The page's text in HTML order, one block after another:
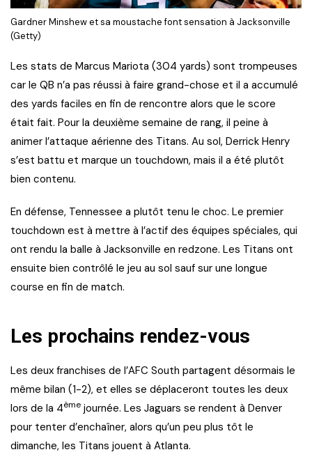
Gardner Minshew et sa moustache font sensation à Jacksonville
(Getty)
Les stats de Marcus Mariota (304 yards) sont trompeuses
car le QB n’a pas réussi à faire grand-chose et il a accumulé
des yards faciles en fin de rencontre alors que le score
était fait. Pour la deuxième semaine de rang, il peine à
animer l’attaque aérienne des Titans. Au sol, Derrick Henry
s’est battu et marque un touchdown, mais il a été plutôt
bien contenu.
En défense, Tennessee a plutôt tenu le choc. Le premier
touchdown est à mettre à l’actif des équipes spéciales, qui
ont rendu la balle à Jacksonville en redzone. Les Titans ont
ensuite bien contrôlé le jeu au sol sauf sur une longue
course en fin de match.
Les prochains rendez-vous
Les deux franchises de l’AFC South partagent désormais le
même bilan (1-2), et elles se déplaceront toutes les deux
lors de la 4ème journée. Les Jaguars se rendent à Denver
pour tenter d’enchaîner, alors qu’un peu plus tôt le
dimanche, les Titans jouent à Atlanta.